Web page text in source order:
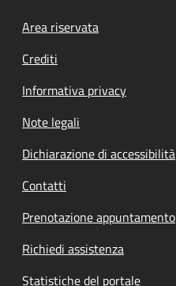
Footer menu
Area riservata
Crediti
Informativa privacy
Note legali
Dichiarazione di accessibilità
Contatti
Prenotazione appuntamento
Richiedi assistenza
Statistiche del portale